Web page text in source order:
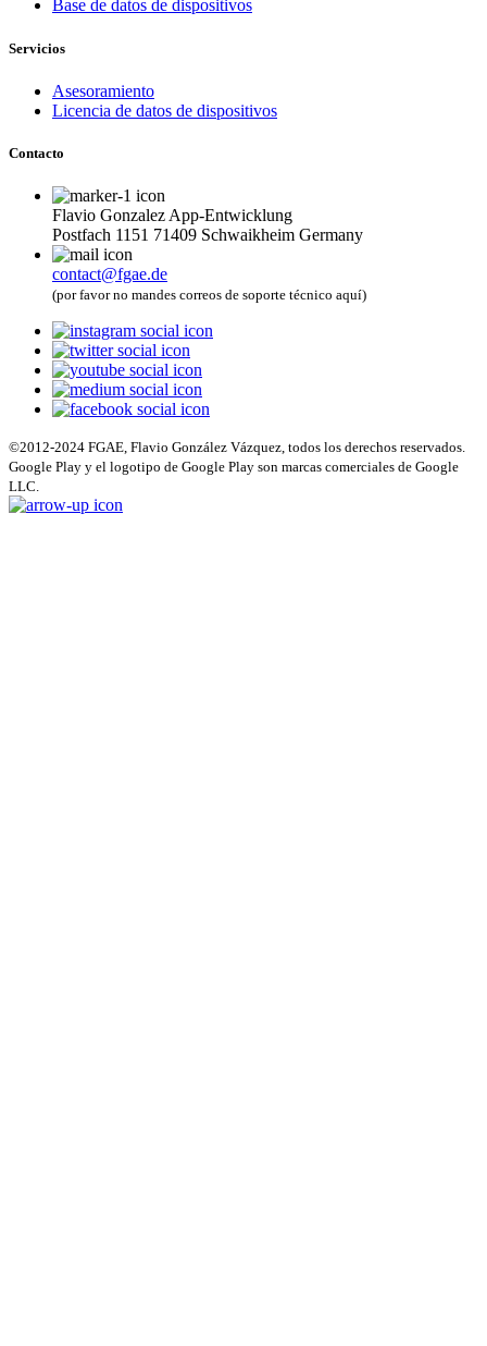
Base de datos de dispositivos
Servicios
Asesoramiento
Licencia de datos de dispositivos
Contacto
Flavio Gonzalez App-Entwicklung
Postfach 1151 71409 Schwaikheim Germany
contact@fgae.de
(por favor no mandes correos de soporte técnico aquí)
©2012-2024 FGAE, Flavio González Vázquez, todos los derechos reservados.
Google Play y el logotipo de Google Play son marcas comerciales de Google
LLC.